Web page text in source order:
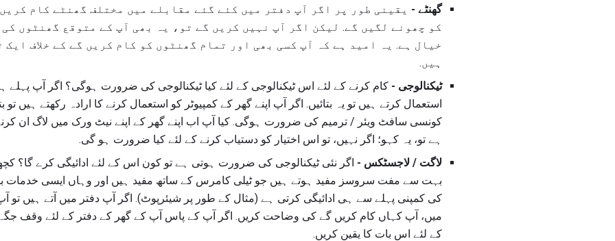
گھنٹے - یقینی طور پر اگر آپ دفتر میں کئے گئے مقابلے میں مختلف گھنٹے کام
کو چھونے لگیں گے. لیکن اگر آپ نہیں کریں گے تو، یہ بھی آپ کے متوقع گھنٹوں
خیال ہے. یہ امید ہے کہ آپ کسی بھی اور تمام گھنٹوں کو کام کریں گے کے خلاف
ہیں.
ٹیکنالوجی - کام کرنے کے لئے اس ٹیکنالوجی کے لئے کیا ٹیکنالوجی کی ضرورت ہوگی؟ اگر آپ پہلے
استعمال کرتے ہیں تو یہ بتائیں. اگر آپ اپنے گھر کے کمپیوٹر کو استعمال کرنے کا ارادہ رکھتے ہیں تو
کونسی سافٹ ویئر / ترمیم کی ضرورت ہوگی. کیا آپ اب اپنے گھر کے اپنے نیٹ ورک میں لاگ ان
ہے تو، یہ کہو؛ اگر نہیں، تو اس اختیار کو دستیاب کرنے کے لئے کیا ضرورت ہو گی.
لاگت / لاجسٹکس - اگر نئی ٹیکنالوجی کی ضرورت ہوتی ہے تو کون اس کے لئے ادائیگی کرے گا؟
بہت سے مفت سروسز مفید ہوتے ہیں جو ٹیلی کامرس کے ساتھ مفید ہیں اور وہاں ایسی
کی کمپنی پہلے سے ہی ادائیگی کرتی ہے (مثال کے طور پر شیئرپوٹ). اگر آپ دفتر میں آتے ہیں تو
میں، آپ کہاں کام کریں گے کی وضاحت کریں. اگر آپ کے پاس آپ کے گھر کے دفتر کے لئے وقف
کے لئے اس بات کا یقین کریں.